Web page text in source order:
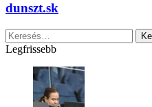
dunszt.sk
Keresés:
Legfrissebb